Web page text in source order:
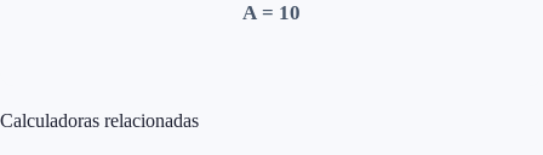
A= 10
Calculadoras relacionadas